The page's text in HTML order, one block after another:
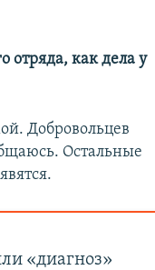
отряда, как дела у
Добровольцев
Остальные
«диагноз»